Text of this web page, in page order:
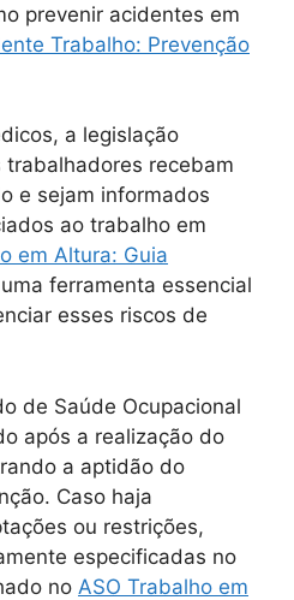
prevenir acidentes em
Trabalho: Prevenção
a legislação
recebam
e sejam informados
ao trabalho em
em Altura: Guia
ferramenta essencial
esses riscos de
de Saúde Ocupacional
após a realização do
a aptidão do
Caso haja
ou restrições,
especificadas no
no ASO Trabalho em